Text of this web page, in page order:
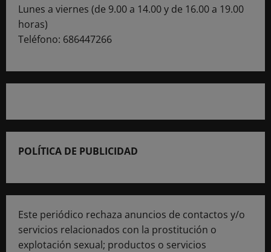
Lunes a viernes (de 9.00 a 14.00 y de 16.00 a 19.00
horas)
Teléfono: 686447266
POLÍTICA DE PUBLICIDAD
Este periódico rechaza anuncios de contactos y/o
servicios relacionados con la prostitución o
explotación sexual; productos o servicios